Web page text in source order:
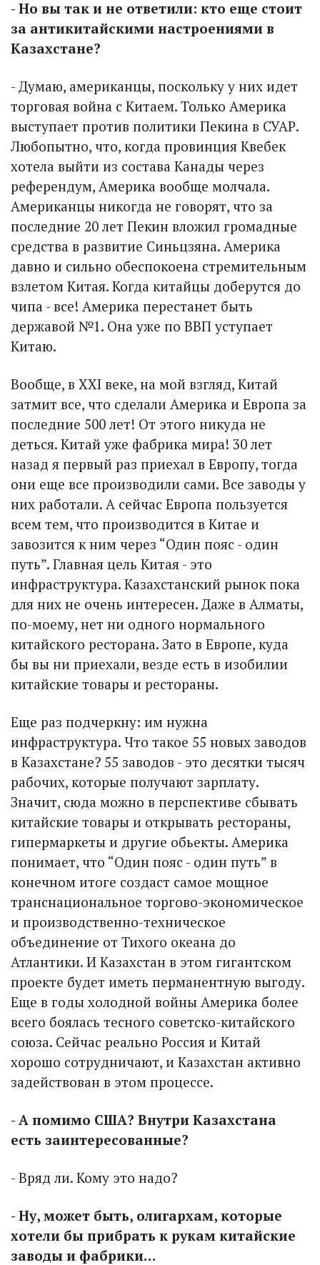
- Но вы так и не ответили: кто еще стоит
за антикитайскими настроениями в
Казахстане?
- Думаю, американцы, поскольку у них идет
торговая война с Китаем. Только Америка
выступает против политики Пекина в СУАР.
Любопытно, что, когда провинция Квебек
хотела выйти из состава Канады через
референдум, Америка вообще молчала.
Американцы никогда не говорят, что за
последние 20 лет Пекин вложил громадные
средства в развитие Синьцзяна. Америка
давно и сильно обеспокоена стремительным
взлетом Китая. Когда китайцы доберутся до
чипа - все! Америка перестанет быть
державой №1. Она уже по ВВП уступает
Китаю.
Вообще, в XXI веке, на мой взгляд, Китай
затмит все, что сделали Америка и Европа за
последние 500 лет! От этого никуда не
деться. Китай уже фабрика мира! 30 лет
назад я первый раз приехал в Европу, тогда
они еще все производили сами. Все заводы у
них работали. А сейчас Европа пользуется
всем тем, что производится в Китае и
завозится к ним через “Один пояс - один
путь”. Главная цель Китая - это
инфраструктура. Казахстанский рынок пока
для них не очень интересен. Даже в Алматы,
по-моему, нет ни одного нормального
китайского ресторана. Зато в Европе, куда
бы вы ни приехали, везде есть в изобилии
китайские товары и рестораны.
Еще раз подчеркну: им нужна
инфраструктура. Что такое 55 новых заводов
в Казахстане? 55 заводов - это десятки тысяч
рабочих, которые получают зарплату.
Значит, сюда можно в перспективе сбывать
китайские товары и открывать рестораны,
гипермаркеты и другие обьекты. Америка
понимает, что “Один пояс - один путь” в
конечном итоге создаст самое мощное
транснациональное торгово-экономическое
и производственно-техническое
объединение от Тихого океана до
Атлантики. И Казахстан в этом гигантском
проекте будет иметь перманентную выгоду.
Еще в годы холодной войны Америка более
всего боялась тесного советско-китайского
союза. Сейчас реально Россия и Китай
хорошо сотрудничают, и Казахстан активно
задействован в этом процессе.
- А помимо США? Внутри Казахстана
есть заинтересованные?
- Вряд ли. Кому это надо?
- Ну, может быть, олигархам, которые
хотели бы прибрать к рукам китайские
заводы и фабрики…